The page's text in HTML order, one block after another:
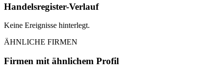
Handelsregister-Verlauf
Keine Ereignisse hinterlegt.
ÄHNLICHE FIRMEN
Firmen mit ähnlichem Profil